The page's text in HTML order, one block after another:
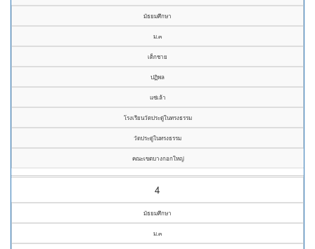
มัธยมศึกษา
ม.๓
เด็กชาย
ปฏิพล
แซ่เล้า
โรงเรียนวัดประดู่ในทรงธรรม
วัดประดู่ในทรงธรรม
คณะเขตบางกอกใหญ่
4
มัธยมศึกษา
ม.๓